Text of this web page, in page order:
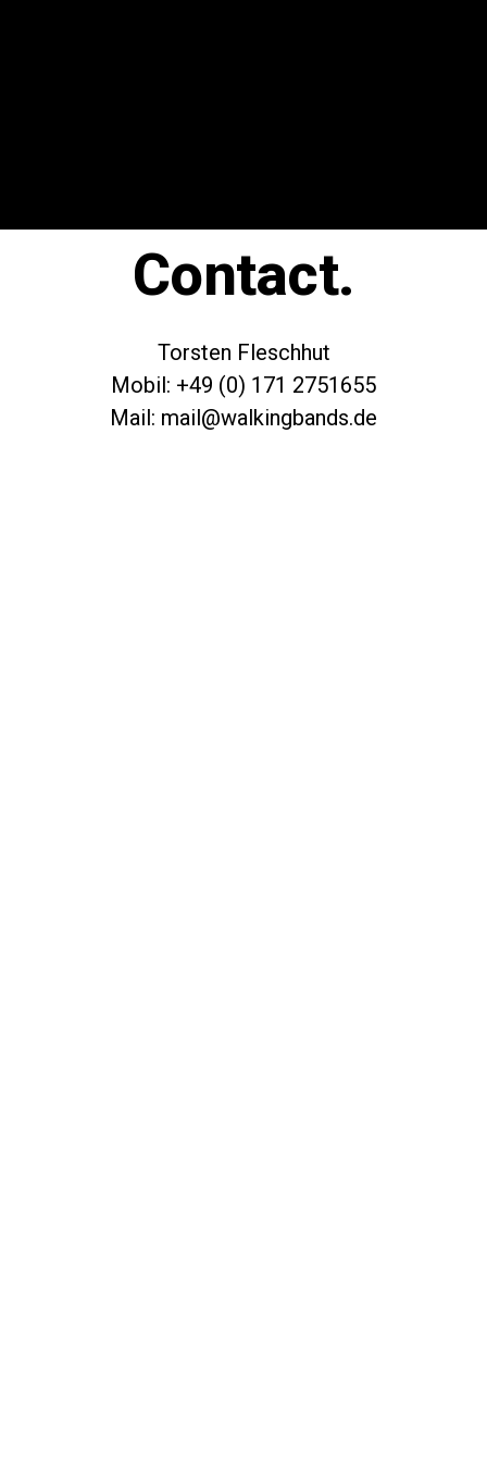
Contact.
Torsten Fleschhut
Mobil: +49 (0) 171 2751655
Mail: mail@walkingbands.de